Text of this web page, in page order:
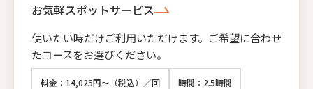
お気軽スポットサービス
使いたい時だけご利用いただけます。ご希望に合わせ
たコースをお選びください。
料金：14,025円～（税込）／回 時間：2.5時間